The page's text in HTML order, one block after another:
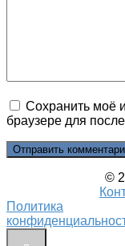
Сохранить моё
браузере для
©
Политика